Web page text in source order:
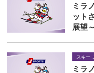
ミラ
ット
展望
スキー
ミラ